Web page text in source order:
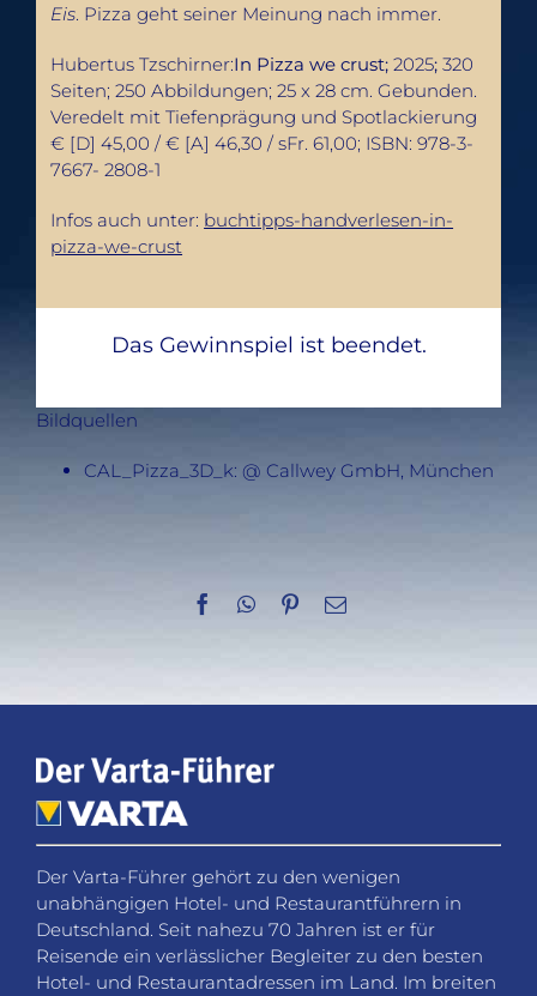
Eis. Pizza geht seiner Meinung nach immer.
Hubertus Tzschirner:In Pizza we crust;2025;320
Seiten; 250 Abbildungen; 25 x 28 cm. Gebunden.
Veredelt mit Tiefenprägung und Spotlackierung
€ [D] 45,00 / € [A] 46,30 / sFr. 61,00; ISBN: 978-3-
7667- 2808-1
Infos auch unter: buchtipps-handverlesen-in-
pizza-we-crust
Das Gewinnspiel ist beendet.
Bildquellen
CAL_Pizza_3D_k: @ Callwey GmbH, München
Facebook
WhatsApp
Pinterest
E-
Der Varta-Führer gehört zu den wenigen
unabhängigen Hotel- und Restaurantführern in
Deutschland. Seit nahezu 70 Jahren ist er für
Reisende ein verlässlicher Begleiter zu den besten
Hotel- und Restaurantadressen im Land. Im breiten